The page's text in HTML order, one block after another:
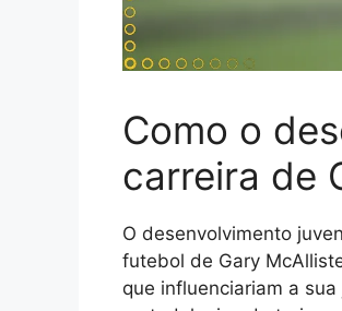
Como o
carreira de
O desenvolvimento
futebol de Gary
que influenciariam a